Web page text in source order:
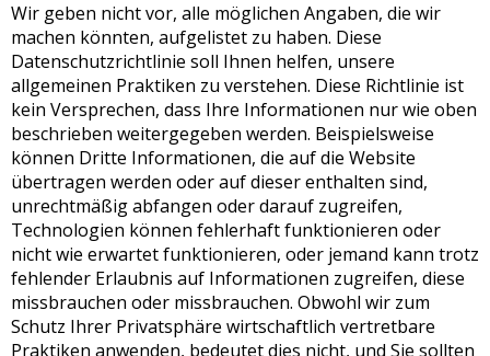
Wir geben nicht vor, alle möglichen Angaben, die wir
machen könnten, aufgelistet zu haben. Diese
Datenschutzrichtlinie soll Ihnen helfen, unsere
allgemeinen Praktiken zu verstehen. Diese Richtlinie ist
kein Versprechen, dass Ihre Informationen nur wie oben
beschrieben weitergegeben werden. Beispielsweise
können Dritte Informationen, die auf die Website
übertragen werden oder auf dieser enthalten sind,
unrechtmäßig abfangen oder darauf zugreifen,
Technologien können fehlerhaft funktionieren oder
nicht wie erwartet funktionieren, oder jemand kann trotz
fehlender Erlaubnis auf Informationen zugreifen, diese
missbrauchen oder missbrauchen. Obwohl wir zum
Schutz Ihrer Privatsphäre wirtschaftlich vertretbare
Praktiken anwenden, bedeutet dies nicht, und Sie sollten